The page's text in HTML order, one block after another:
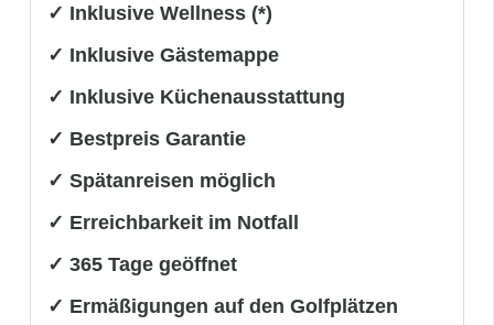
✓ Inklusive Wellness (*)
✓ Inklusive Gästemappe
✓ Inklusive Küchenausstattung
✓ Bestpreis Garantie
✓ Spätanreisen möglich
✓ Erreichbarkeit im Notfall
✓ 365 Tage geöffnet
✓ Ermäßigungen auf den Golfplätzen